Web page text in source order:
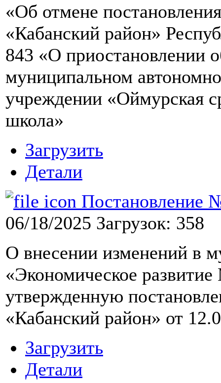
«Об отмене
«Кабанский район»
843 «О приостановлении
муниципальном
учреждении «Оймурская
школа»
Загрузить
Детали
Постановление
06/18/2025 Загрузок: 358
О внесении изменений в
«Экономическое
утвержденную
«Кабанский район» от
Загрузить
Детали